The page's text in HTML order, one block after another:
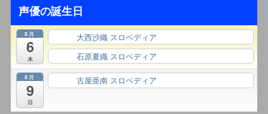
声優の誕生日
8月
6
木
大西沙織 スロペディア
石原夏織 スロペディア
8月
9
日
古屋亜南 スロペディア